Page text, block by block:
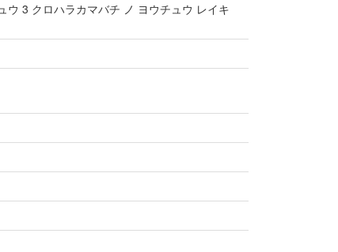
3 クロハラカマバチ ノ ヨウチュウ レイキ